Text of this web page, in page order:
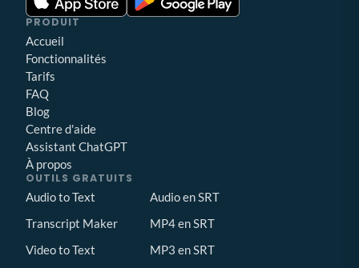
PRODUIT
Accueil
Fonctionnalités
Tarifs
FAQ
Blog
Centre d'aide
Assistant ChatGPT
À propos
OUTILS GRATUITS
Audio to Text
Transcript Maker
Video to Text
Audio en SRT
MP4 en SRT
MP3 en SRT